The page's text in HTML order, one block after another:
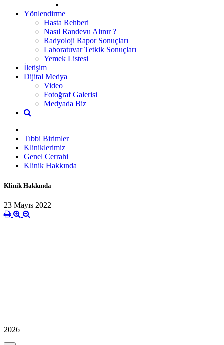
Yönlendirme
Hasta Rehberi
Nasıl Randevu Alınır ?
Radyoloji Rapor Sonuçları
Laboratuvar Tetkik Sonuçları
Yemek Listesi
İletişim
Dijital Medya
Video
Fotoğraf Galerisi
Medyada Biz
Tıbbi Birimler
Kliniklerimiz
Genel Cerrahi
Klinik Hakkında
Klinik Hakkında
23 Mayıs 2022
2026